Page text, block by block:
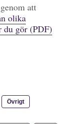
att
olika
du gör (PDF)
Övrigt